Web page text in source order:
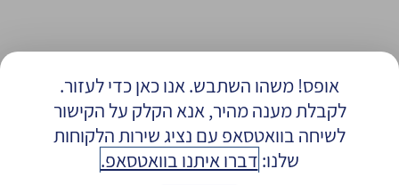
אופס! משהו השתבש. אנו כאן כדי לעזור.
לקבלת מענה מהיר, אנא הקלק על הקישור
לשיחה בוואטסאפ עם נציג שירות הלקוחות
שלנו: דברו איתנו בוואטסאפ.